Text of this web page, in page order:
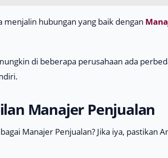
hubungan yang baik dengan
di beberapa perusahaan ada
Manajer Penjualan
Manajer Penjualan? Jika iya, pastikan